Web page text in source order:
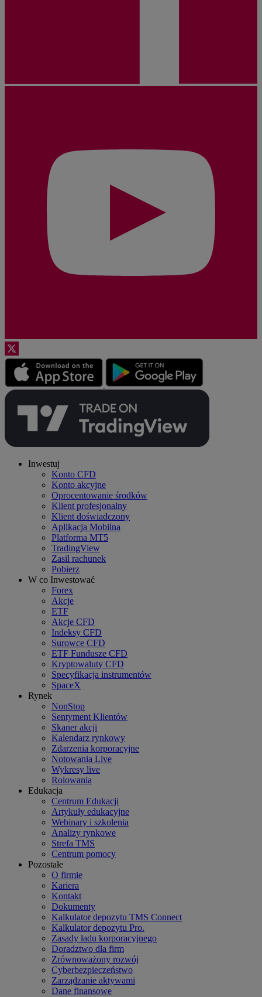
Inwestuj
Konto CFD
Konto akcyjne
Oprocentowanie środków
Klient profesjonalny
Klient doświadczony
Aplikacja Mobilna
Platforma MT5
TradingView
Zasil rachunek
Pobierz
W co Inwestować
Forex
Akcje
ETF
Akcje CFD
Indeksy CFD
Surowce CFD
ETF Fundusze CFD
Kryptowaluty CFD
Specyfikacja instrumentów
SpaceX
Rynek
NonStop
Sentyment Klientów
Skaner akcji
Kalendarz rynkowy
Zdarzenia korporacyjne
Notowania Live
Wykresy live
Rolowania
Edukacja
Centrum Edukacji
Artykuły edukacyjne
Webinary i szkolenia
Analizy rynkowe
Strefa TMS
Centrum pomocy
Pozostałe
O firmie
Kariera
Kontakt
Dokumenty
Kalkulator depozytu TMS Connect
Kalkulator depozytu Pro.
Zasady ładu korporacyjnego
Doradztwo dla firm
Zrównoważony rozwój
Cyberbezpieczeństwo
Zarządzanie aktywami
Dane finansowe